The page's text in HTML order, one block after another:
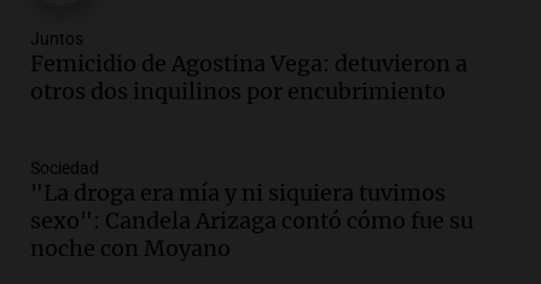
Panorama Federal
Episodios
Audio.La justicia reconoce el COVID
docente fallecido en 2021
Panorama Federal
Episodios
Audio. Trágico siniestro vial en Salta:
Juntos
Femicidio de Agostina Vega: detuvieron a
otros dos inquilinos por encubrimiento
Sociedad
"La droga era mía y ni siquiera tuvimos
sexo": Candela Arizaga contó cómo fue su
noche con Moyano